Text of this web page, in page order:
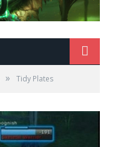
» Tidy Plates